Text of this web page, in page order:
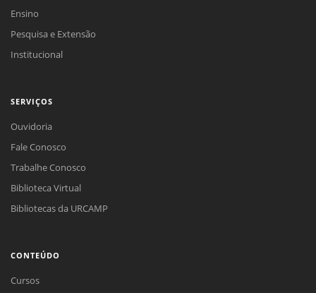
Ensino
Pesquisa e Extensão
Institucional
SERVIÇOS
Ouvidoria
Fale Conosco
Trabalhe Conosco
Biblioteca Virtual
Bibliotecas da URCAMP
CONTEÚDO
Cursos